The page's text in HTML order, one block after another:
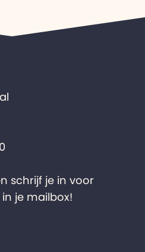
schrijf je in voor
je mailbox!